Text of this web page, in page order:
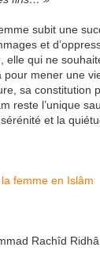
subit une
et
elle qui ne
pour mener une
sa constitution
reste l’unique
et la
femme en Islâm
Rachîd